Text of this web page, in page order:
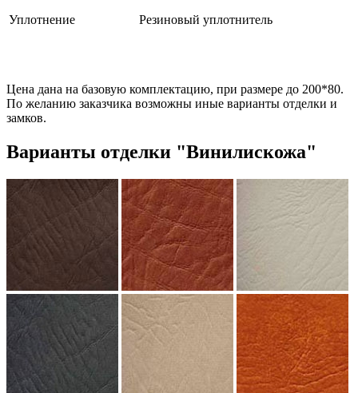
Уплотнение
Резиновый уплотнитель
Цена дана на базовую комплектацию, при размере до 200*80.
По желанию заказчика возможны иные варианты отделки и
замков.
Варианты отделки "Винилискожа"